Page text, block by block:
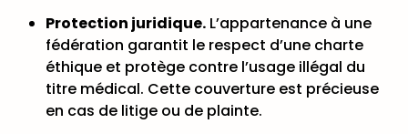
Protection juridique. L’appartenance à une
fédération garantit le respect d’une charte
éthique et protège contre l’usage illégal du
titre médical. Cette couverture est précieuse
en cas de litige ou de plainte.